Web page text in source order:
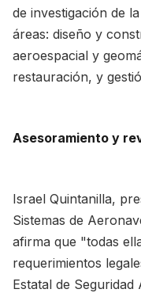
de investigación de
áreas: diseño y
aeroespacial y
restauración, y
Asesoramiento y
Israel Quintanilla,
Sistemas de
afirma que "todas
requerimientos
Estatal de